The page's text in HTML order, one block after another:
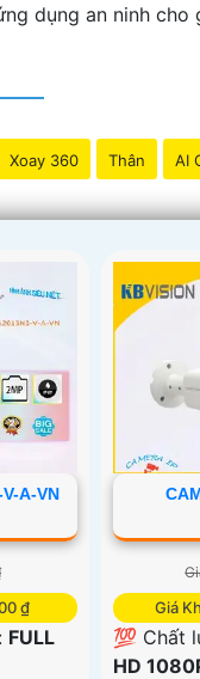
dụng an ninh cho
Xoay 360 Thân AI
A-VN
₫
FULL
Giá
💯 Chất
HD